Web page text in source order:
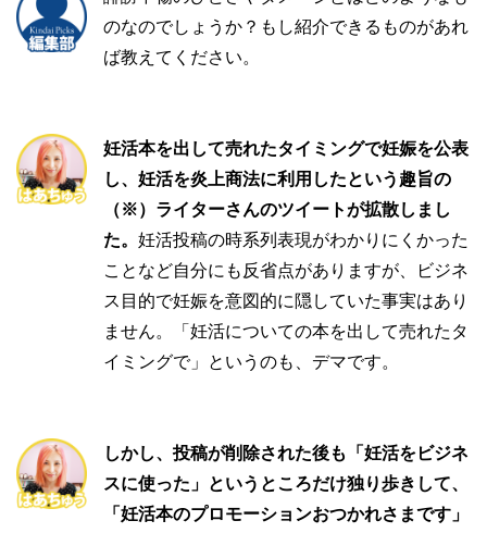
のなのでしょうか？もし紹介できるものがあれ
ば教えてください。
妊活本を出して売れたタイミングで妊娠を公表
し、妊活を炎上商法に利用したという趣旨の
（※）ライターさんのツイートが拡散しまし
た。 妊活投稿の時系列表現がわかりにくかった
ことなど自分にも反省点がありますが、ビジネ
ス目的で妊娠を意図的に隠していた事実はあり
ません。「妊活についての本を出して売れたタ
イミングで」というのも、デマです。
しかし、投稿が削除された後も「妊活をビジネ
スに使った」というところだけ独り歩きして、
「妊活本のプロモーションおつかれさまです」